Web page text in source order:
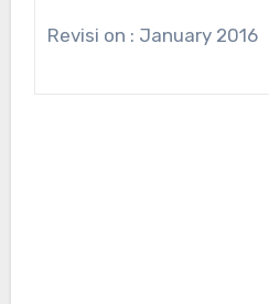
Revisi on : January 2016